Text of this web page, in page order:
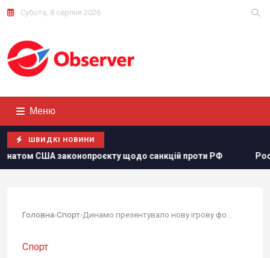
Субота, 8 серпня 2026
Меню
ШВИДКІ НОВИНИ
щодо санкцій проти РФ Росія збирається
Головна›Спорт›
Спорт